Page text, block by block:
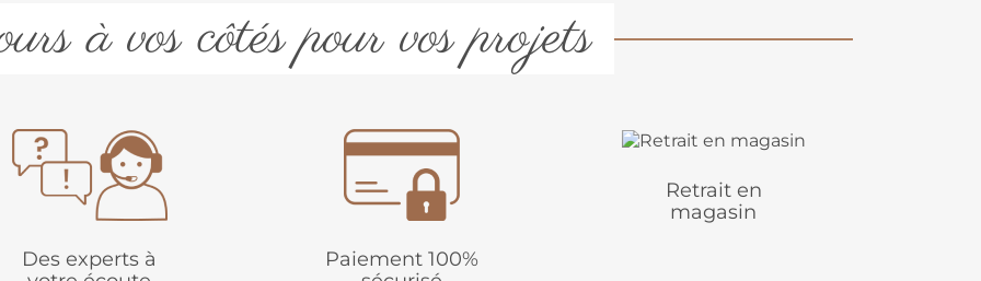
à vos côtés pour vos projets
Des experts à
Paiement 100%
Retrait en
magasin